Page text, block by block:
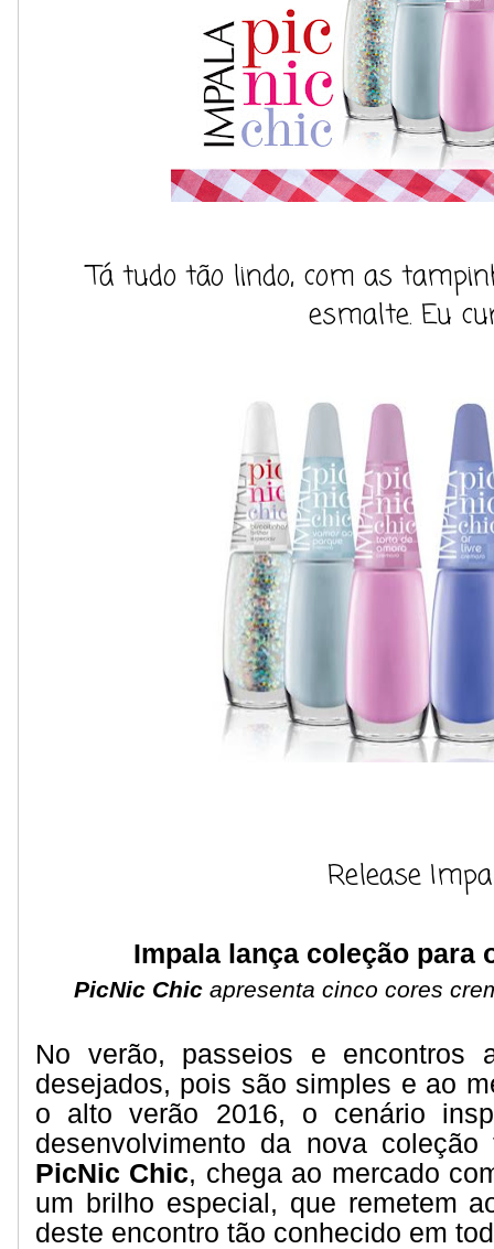
Tá tudo tão lindo, com as
esmalte. Eu
Release
Impala lança coleção para
PicNic Chicapresenta cinco cores
No verão, passeios e
desejados, pois são simples e ao
o alto verão 2016, o cenário
desenvolvimento da nova
PicNic Chic, chega ao mercado
um brilho especial, que remetem
deste encontro tão conhecido em